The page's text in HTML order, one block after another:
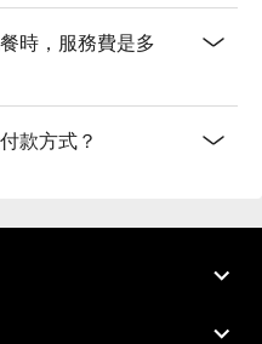
時，服務費是多
款方式？